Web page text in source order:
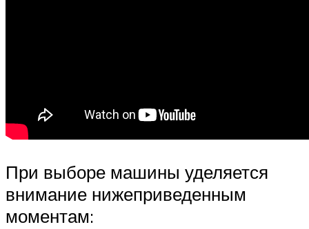
При выборе машины уделяется
внимание нижеприведенным
моментам: